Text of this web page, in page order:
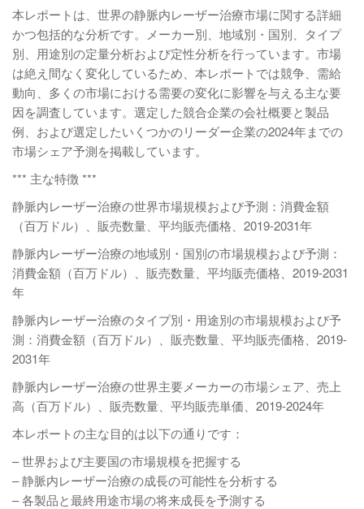
本レポートは、世界の静脈内レーザー治療市場に関する詳細
かつ包括的な分析です。メーカー別、地域別・国別、タイプ
別、用途別の定量分析および定性分析を行っています。市場
は絶え間なく変化しているため、本レポートでは競争、需給
動向、多くの市場における需要の変化に影響を与える主な要
因を調査しています。選定した競合企業の会社概要と製品
例、および選定したいくつかのリーダー企業の2024年までの
市場シェア予測を掲載しています。
*** 主な特徴 ***
静脈内レーザー治療の世界市場規模および予測：消費金額
（百万ドル）、販売数量、平均販売価格、2019-2031年
静脈内レーザー治療の地域別・国別の市場規模および予測：
消費金額（百万ドル）、販売数量、平均販売価格、2019-2031
年
静脈内レーザー治療のタイプ別・用途別の市場規模および予
測：消費金額（百万ドル）、販売数量、平均販売価格、2019-
2031年
静脈内レーザー治療の世界主要メーカーの市場シェア、売上
高（百万ドル）、販売数量、平均販売単価、2019-2024年
本レポートの主な目的は以下の通りです：
– 世界および主要国の市場規模を把握する
– 静脈内レーザー治療の成長の可能性を分析する
– 各製品と最終用途市場の将来成長を予測する